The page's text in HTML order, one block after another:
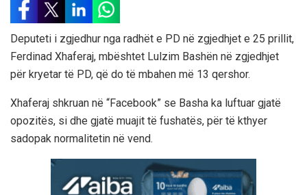
Deputeti i zgjedhur nga radhët e PD në zgjedhjet e 25 prillit,
Ferdinad Xhaferaj, mbështet Lulzim Bashën në zgjedhjet
për kryetar të PD, që do të mbahen më 13 qershor.
Xhaferaj shkruan në “Facebook” se Basha ka luftuar gjatë
opozitës, si dhe gjatë muajit të fushatës, për të kthyer
sadopak normalitetin në vend.